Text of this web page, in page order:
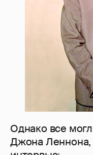
Однако все
Джона Леннона,